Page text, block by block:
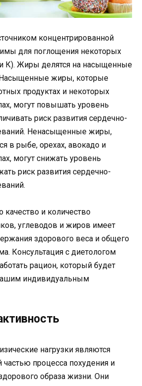
концентрированной
для поглощения некоторых
К). Жиры делятся на насыщенные
жиры, которые
продуктах и некоторых
могут повышать уровень
риск развития сердечно-
Ненасыщенные жиры,
в рыбе, орехах, авокадо и
могут снижать уровень
риск развития сердечно-
качество и количество
углеводов и жиров имеет
здорового веса и общего
Консультация с диетологом
рацион, который будет
индивидуальным
нагрузки являются
процесса похудения и
образа жизни. Они